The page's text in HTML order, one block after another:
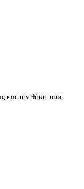
και την θήκη τους.